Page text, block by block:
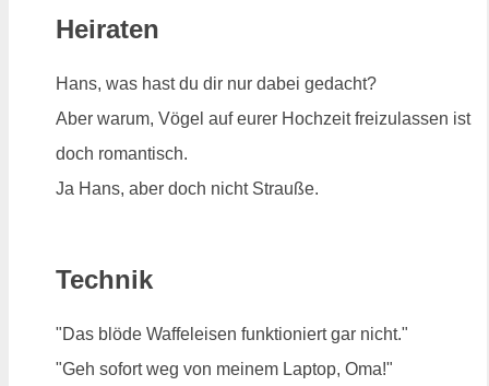
Heiraten
Hans, was hast du dir nur dabei gedacht?
Aber warum, Vögel auf eurer Hochzeit freizulassen ist
doch romantisch.
Ja Hans, aber doch nicht Strauße.
Technik
"Das blöde Waffeleisen funktioniert gar nicht."
"Geh sofort weg von meinem Laptop, Oma!"